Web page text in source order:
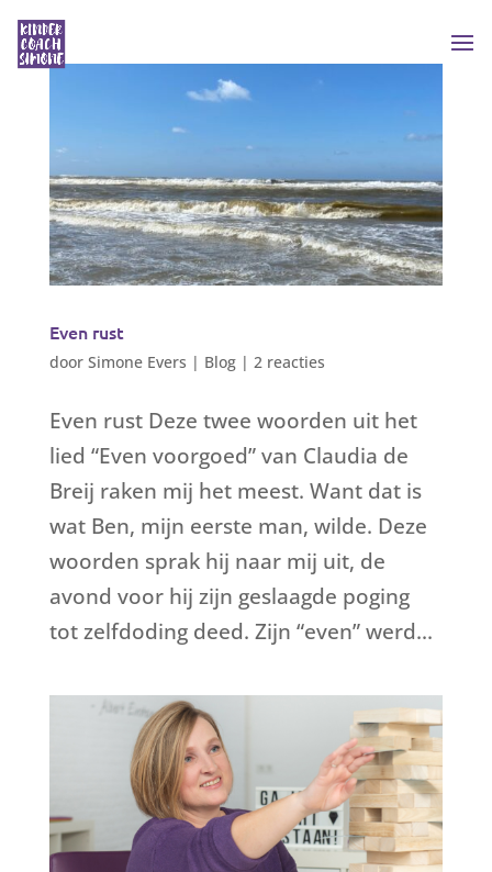
Even rust
door Simone Evers | Blog| 2 reacties
Even rust Deze twee woorden uit het
lied “Even voorgoed” van Claudia de
Breij raken mij het meest. Want dat is
wat Ben, mijn eerste man, wilde. Deze
woorden sprak hij naar mij uit, de
avond voor hij zijn geslaagde poging
tot zelfdoding deed. Zijn “even” werd...